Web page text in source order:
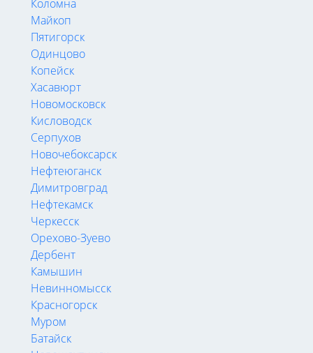
Коломна
Майкоп
Пятигорск
Одинцово
Копейск
Хасавюрт
Новомосковск
Кисловодск
Серпухов
Новочебоксарск
Нефтеюганск
Димитровград
Нефтекамск
Черкесск
Орехово-Зуево
Дербент
Камышин
Невинномысск
Красногорск
Муром
Батайск